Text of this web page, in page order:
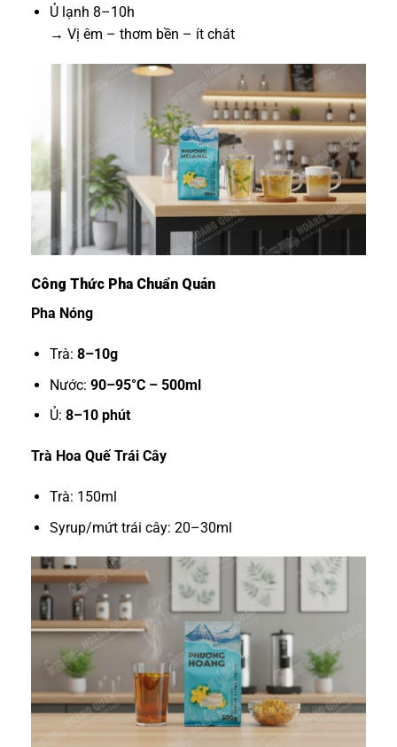
Ủ lạnh 8–10h
→ Vị êm – thơm bền – ít chát
Công Thức Pha Chuẩn Quán
Pha Nóng
Trà: 8–10g
Nước: 90–95°C – 500ml
Ủ: 8–10 phút
Trà Hoa Quế Trái Cây
Trà: 150ml
Syrup/mứt trái cây: 20–30ml